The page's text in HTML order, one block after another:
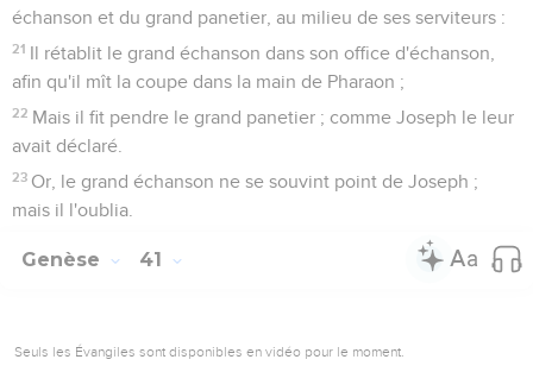
échanson et du grand panetier, au milieu de ses serviteurs :
21 Il rétablit le grand échanson dans son office d'échanson,
afin qu'il mît la coupe dans la main de Pharaon ;
22 Mais il fit pendre le grand panetier ; comme Joseph le leur
avait déclaré.
23 Or, le grand échanson ne se souvint point de Joseph ;
mais il l'oublia.
Genèse 41
Seuls les Évangiles sont disponibles en vidéo pour le moment.